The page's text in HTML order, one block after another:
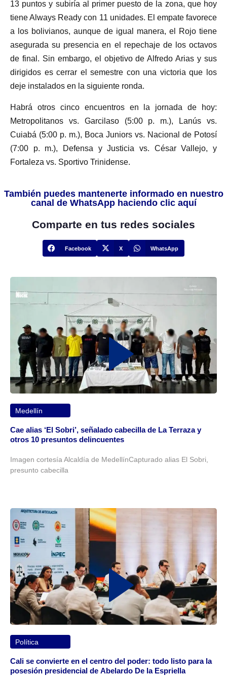
13 puntos y subiría al primer puesto de la zona, que hoy
tiene Always Ready con 11 unidades. El empate favorece
a los bolivianos, aunque de igual manera, el Rojo tiene
asegurada su presencia en el repechaje de los octavos
de final. Sin embargo, el objetivo de Alfredo Arias y sus
dirigidos es cerrar el semestre con una victoria que los
deje instalados en la siguiente ronda.
Habrá otros cinco encuentros en la jornada de hoy:
Metropolitanos vs. Garcilaso (5:00 p. m.), Lanús vs.
Cuiabá (5:00 p. m.), Boca Juniors vs. Nacional de Potosí
(7:00 p. m.), Defensa y Justicia vs. César Vallejo, y
Fortaleza vs. Sportivo Trinidense.
También puedes mantenerte informado en nuestro
canal de WhatsApp haciendo clic aquí
Comparte en tus redes sociales
Facebook X WhatsApp
Medellín
Cae alias ‘El Sobri’, señalado cabecilla de La Terraza y
otros 10 presuntos delincuentes
Imagen cortesía Alcaldía de MedellínCapturado alias El Sobri,
presunto cabecilla
Política
Cali se convierte en el centro del poder: todo listo para la
posesión presidencial de Abelardo De la Espriella